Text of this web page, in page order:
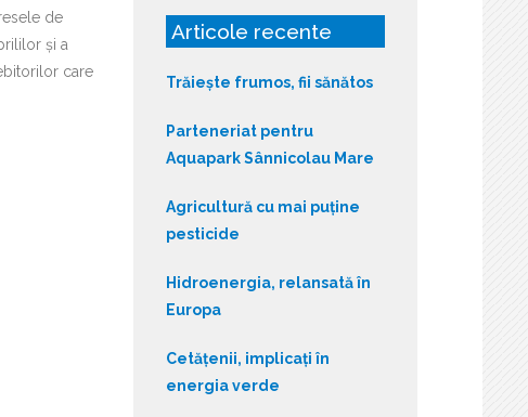
de
și a
care
Articole recente
Trăiește frumos, fii sănătos
Parteneriat pentru
Aquapark Sânnicolau Mare
Agricultură cu mai puține
pesticide
Hidroenergia, relansată în
Europa
Cetățenii, implicați în
energia verde